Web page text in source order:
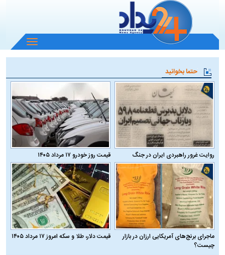
باز
و
منو
حتما بخوانید
روایت غرور راهبردی ایران در جنگ قیمت روز خودرو ۱۷ مرداد ۱۴۰۵
ماجرای برنج‌های آمریکایی ارزان در بازار
چیست؟
قیمت دلار، طلا و سکه امروز ۱۷ مرداد ۱۴۰۵